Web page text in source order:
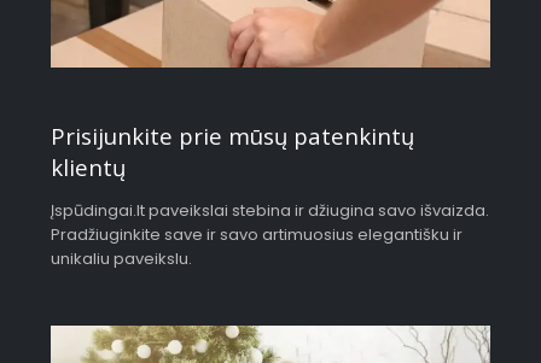
Prisijunkite prie mūsų patenkintų
klientų
Įspūdingai.lt paveikslai stebina ir džiugina savo išvaizda.
Pradžiuginkite save ir savo artimuosius elegantišku ir
unikaliu paveikslu.